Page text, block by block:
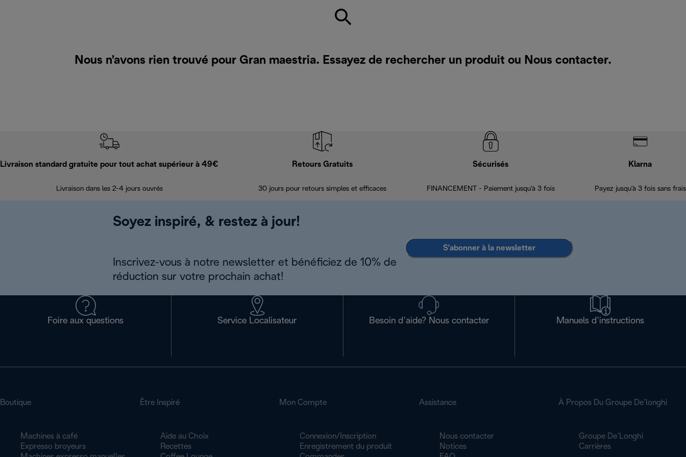
Nous n’avons rien trouvé pour Gran maestria. Essayez de rechercher un produit ou Nous contacter.
Livraison standard gratuite pour tout achat supérieur à 49€
Livraison dans les 2-4 jours ouvrés
Retours Gratuits
30 jours pour retours simples et efficaces
Sécurisés
FINANCEMENT - Paiement jusqu'à 3 fois
Klarna
Payez jusqu'à 3 fois sans frais
Soyez inspiré, & restez à jour!
Inscrivez-vous à notre newsletter et bénéficiez de 10% de
réduction sur votre prochain achat!
S'abonner à la newsletter
Foire aux questions Service Localisateur Besoin d’aide? Nous contacter Manuels d’instructions
Boutique
Machines à café
Expresso broyeurs
Être Inspiré
Aide au Choix
Recettes
Mon Compte
Connexion/Inscription
Enregistrement du produit
Assistance
Nous contacter
Notices
À Propos Du Groupe De’longhi
Groupe De’Longhi
Carrières